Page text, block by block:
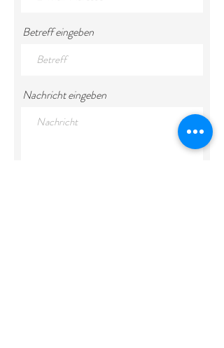
Betreff eingeben
Nachricht eingeben